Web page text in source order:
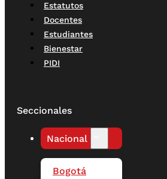
Estatutos
Docentes
Estudiantes
Bienestar
PIDI
Seccionales
Nacional
Bogotá